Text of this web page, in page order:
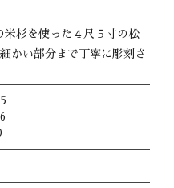
杉を使った４尺５寸の松
かい部分まで丁寧に彫刻さ